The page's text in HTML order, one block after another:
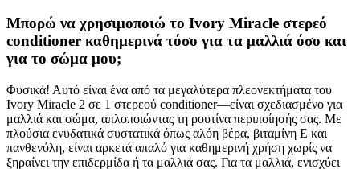
Μπορώ να χρησιμοποιώ το Ivory Miracle στερεό
conditioner καθημερινά τόσο για τα μαλλιά όσο και
για το σώμα μου;
Φυσικά! Αυτό είναι ένα από τα μεγαλύτερα πλεονεκτήματα του
Ivory Miracle 2 σε 1 στερεού conditioner—είναι σχεδιασμένο για
μαλλιά και σώμα, απλοποιώντας τη ρουτίνα περιποίησής σας. Με
πλούσια ενυδατικά συστατικά όπως αλόη βέρα, βιταμίνη Ε και
πανθενόλη, είναι αρκετά απαλό για καθημερινή χρήση χωρίς να
ξηραίνει την επιδερμίδα ή τα μαλλιά σας. Για τα μαλλιά, ενισχύει